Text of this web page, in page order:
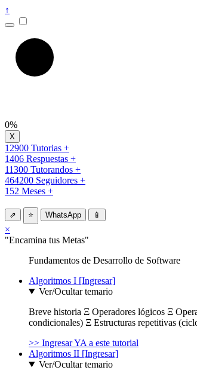
↑
0%
12900 Tutorias +
1406 Respuestas +
11300 Tutorandos +
464200 Seguidores +
152 Meses +
⇗ ⭐ WhatsApp 📱
×
"Encamina tus Metas"
Fundamentos de Desarrollo de Software
Algoritmos I [Ingresar]
Ver/Ocultar temario
Breve historia Ξ Operadores lógicos Ξ
condicionales) Ξ Estructuras repetitivas
>> Ingresar YA a este tutorial
Algoritmos II [Ingresar]
Ver/Ocultar temario